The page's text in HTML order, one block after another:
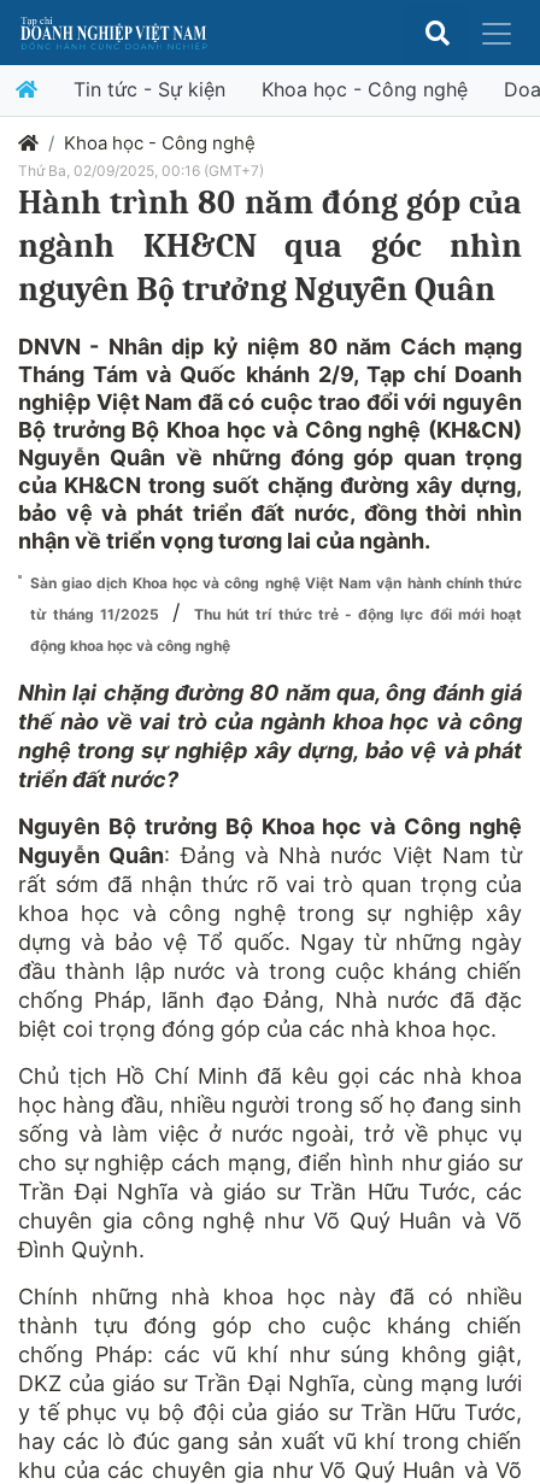
Tin tức - Sự kiện Khoa học - Công nghệ
Khoa học - Công nghệ
Thứ Ba, 02/09/2025, 00:16 (GMT+7)
Hành trình 80 năm đóng góp của
ngành KH&CN qua góc nhìn
nguyên Bộ trưởng Nguyễn Quân
DNVN - Nhân dịp kỷ niệm 80 năm Cách mạng
Tháng Tám và Quốc khánh 2/9, Tạp chí Doanh
nghiệp Việt Nam đã có cuộc trao đổi với nguyên
Bộ trưởng Bộ Khoa học và Công nghệ (KH&CN)
Nguyễn Quân về những đóng góp quan trọng
của KH&CN trong suốt chặng đường xây dựng,
bảo vệ và phát triển đất nước, đồng thời nhìn
nhận về triển vọng tương lai của ngành.
Sàn giao dịch Khoa học và công nghệ Việt Nam vận hành chính thức
từ tháng 11/2025
/
Thu hút trí thức trẻ - động lực đổi mới hoạt
động khoa học và công nghệ
Nhìn lại chặng đường 80 năm qua, ông đánh giá
thế nào về vai trò của ngành khoa học và công
nghệ trong sự nghiệp xây dựng, bảo vệ và phát
triển đất nước?
Nguyên Bộ trưởng Bộ Khoa học và Công nghệ
Nguyễn Quân: Đảng và Nhà nước Việt Nam từ
rất sớm đã nhận thức rõ vai trò quan trọng của
khoa học và công nghệ trong sự nghiệp xây
dựng và bảo vệ Tổ quốc. Ngay từ những ngày
đầu thành lập nước và trong cuộc kháng chiến
chống Pháp, lãnh đạo Đảng, Nhà nước đã đặc
biệt coi trọng đóng góp của các nhà khoa học.
Chủ tịch Hồ Chí Minh đã kêu gọi các nhà khoa
học hàng đầu, nhiều người trong số họ đang sinh
sống và làm việc ở nước ngoài, trở về phục vụ
cho sự nghiệp cách mạng, điển hình như giáo sư
Trần Đại Nghĩa và giáo sư Trần Hữu Tước, các
chuyên gia công nghệ như Võ Quý Huân và Võ
Đình Quỳnh.
Chính những nhà khoa học này đã có nhiều
thành tựu đóng góp cho cuộc kháng chiến
chống Pháp: các vũ khí như súng không giật,
DKZ của giáo sư Trần Đại Nghĩa, cùng mạng lưới
y tế phục vụ bộ đội của giáo sư Trần Hữu Tước,
hay các lò đúc gang sản xuất vũ khí trong chiến
khu của các chuyên gia như Võ Quý Huân và Võ